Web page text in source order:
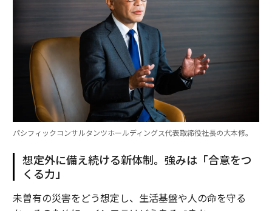
パシフィックコンサルタンツホールディングス代表取締役社長の大本修。
想定外に備え続ける新体制。強みは「合意をつ
くる力」
未曽有の災害をどう想定し、生活基盤や人の命を守る